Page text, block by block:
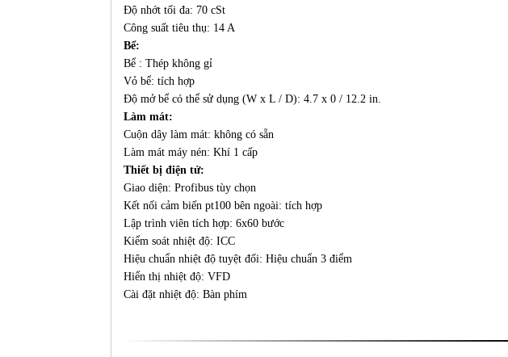
Độ nhớt tối đa: 70 cSt
Công suất tiêu thụ: 14 A
Bể:
Bể : Thép không gỉ
Vỏ bể: tích hợp
Độ mở bể có thể sử dụng (W x L / D): 4.7 x 0 / 12.2 in.
Làm mát:
Cuộn dây làm mát: không có sẵn
Làm mát máy nén: Khí 1 cấp
Thiết bị điện tử:
Giao diện: Profibus tùy chọn
Kết nối cảm biến pt100 bên ngoài: tích hợp
Lập trình viên tích hợp: 6x60 bước
Kiểm soát nhiệt độ: ICC
Hiệu chuẩn nhiệt độ tuyệt đối: Hiệu chuẩn 3 điểm
Hiển thị nhiệt độ: VFD
Cài đặt nhiệt độ: Bàn phím